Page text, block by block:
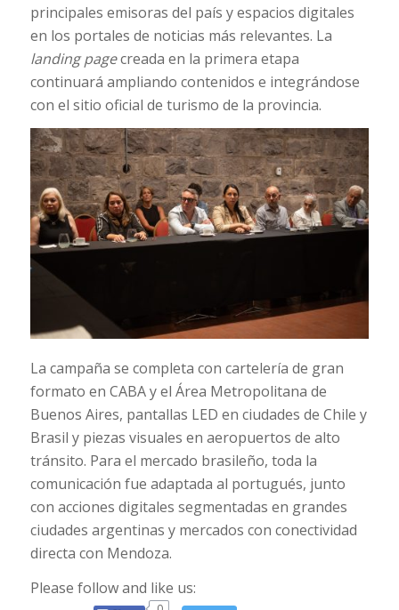
principales emisoras del país y espacios digitales
en los portales de noticias más relevantes. La
landing pagecreada en la primera etapa
continuará ampliando contenidos e integrándose
con el sitio oficial de turismo de la provincia.
La campaña se completa con cartelería de gran
formato en CABA y el Área Metropolitana de
Buenos Aires, pantallas LED en ciudades de Chile y
Brasil y piezas visuales en aeropuertos de alto
tránsito. Para el mercado brasileño, toda la
comunicación fue adaptada al portugués, junto
con acciones digitales segmentadas en grandes
ciudades argentinas y mercados con conectividad
directa con Mendoza.
Please follow and like us: